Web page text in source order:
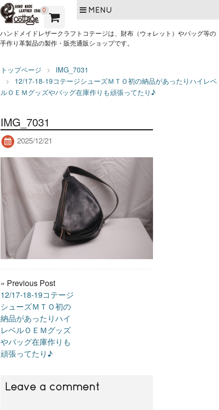
0 MENU
ハンドメイドレザークラフトコテージは、財布（ウォレット）やバッグ等の
手作り革製品の製作・販売通販ショップです。
トップページ
IMG_7031
12/17-18-19コテージシューズＭＴＯ初の納品があったりハイレベ
ルＯＥＭグッズやバッグ在庫作りも頑張ってたり♪
IMG_7031
2025/12/21
« Previous Post
12/17-18-19コテージ
シューズＭＴＯ初の
納品があったりハイ
レベルＯＥＭグッズ
やバッグ在庫作りも
頑張ってたり♪
Leave a comment